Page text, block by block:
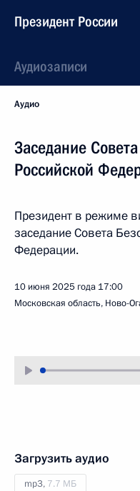
Президент России
Аудиозаписи
Аудио
Заседание
Российской
Президент в режиме
заседание Совета
Федерации.
10 июня 2025 года 17:00
Московская область, Ново-
Загрузить аудио
mp3, 7.7 МБ